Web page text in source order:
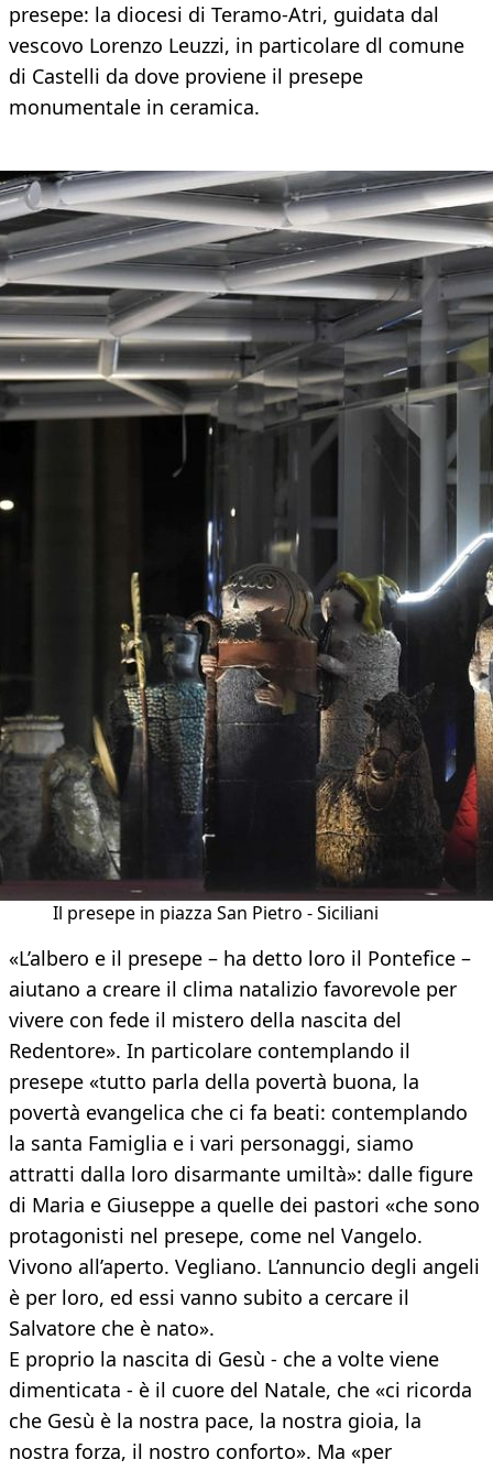
presepe: la diocesi di Teramo-Atri, guidata dal
vescovo Lorenzo Leuzzi, in particolare dl comune
di Castelli da dove proviene il presepe
monumentale in ceramica.
Il presepe in piazza San Pietro - Siciliani
«L’albero e il presepe – ha detto loro il Pontefice –
aiutano a creare il clima natalizio favorevole per
vivere con fede il mistero della nascita del
Redentore». In particolare contemplando il
presepe «tutto parla della povertà buona, la
povertà evangelica che ci fa beati: contemplando
la santa Famiglia e i vari personaggi, siamo
attratti dalla loro disarmante umiltà»: dalle figure
di Maria e Giuseppe a quelle dei pastori «che sono
protagonisti nel presepe, come nel Vangelo.
Vivono all’aperto. Vegliano. L’annuncio degli angeli
è per loro, ed essi vanno subito a cercare il
Salvatore che è nato».
E proprio la nascita di Gesù - che a volte viene
dimenticata - è il cuore del Natale, che «ci ricorda
che Gesù è la nostra pace, la nostra gioia, la
nostra forza, il nostro conforto». Ma «per